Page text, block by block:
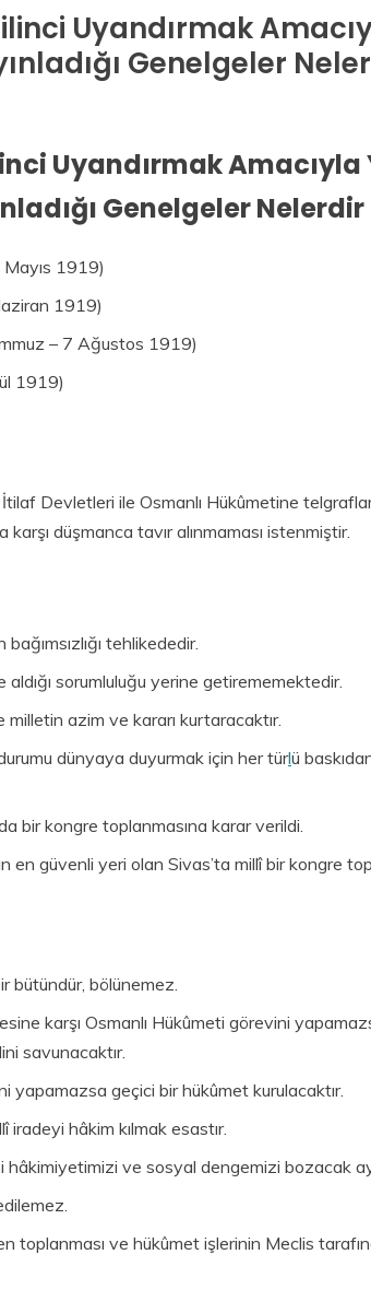
Uyandırmak
Genelgeler
Uyandırmak Amacıyla
Genelgeler Nelerdir
1919)
1919)
– 7 Ağustos 1919)
1919)
Devletleri ile Osmanlı Hükûmetine
düşmanca tavır alınmaması istenmiştir.
tehlikededir.
aldığı sorumluluğu yerine getirememektedir.
milletin azim ve kararı kurtaracaktır.
dünyaya duyurmak için her türlü
bir kongre toplanmasına karar verildi.
en güvenli yeri olan Sivas’ta millî bir kongre
bütündür, bölünemez.
karşı Osmanlı Hükûmeti görevini
savunacaktır.
yapamazsa geçici bir hükûmet kurulacaktır.
iradeyi hâkim kılmak esastır.
hâkimiyetimizi ve sosyal dengemizi bozacak
toplanması ve hükûmet işlerinin Meclis